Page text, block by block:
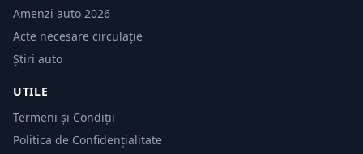
Amenzi auto 2026
Acte necesare circulație
Știri auto
UTILE
Termeni și Condiții
Politica de Confidențialitate